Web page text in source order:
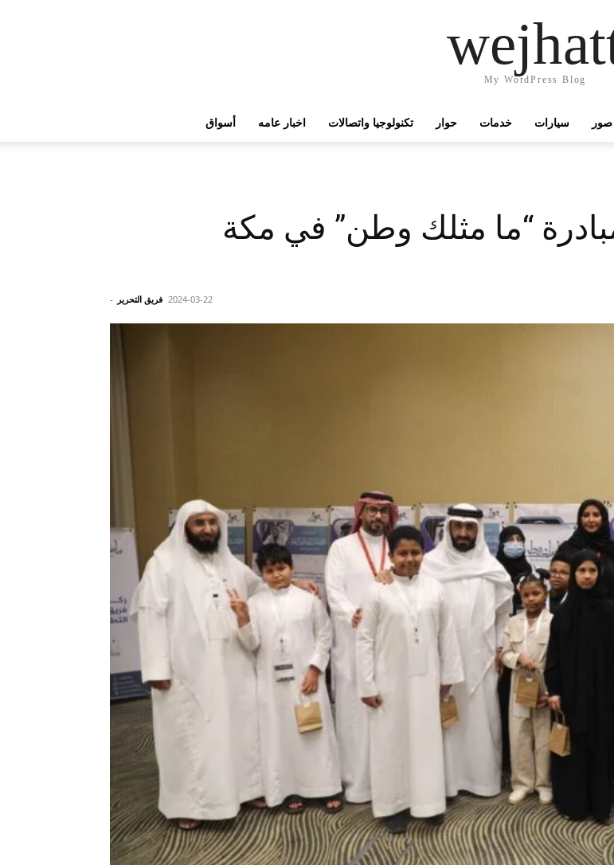
My WordPress Blog
أسواق اخبار عامه تكنولوجيا واتصالات حوار خدمات سيارات صور
مبادرة “ما مثلك وطن” في مكة
فريق التحرير - 2024-03-22